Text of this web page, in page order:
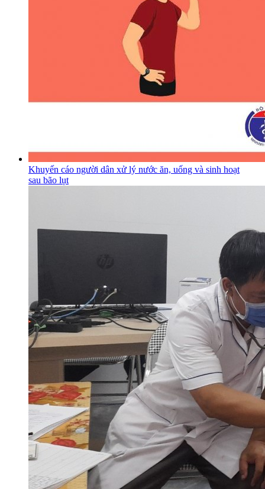
Khuyến cáo người dân xử lý nước ăn, uống và sinh hoạt
sau bão lụt